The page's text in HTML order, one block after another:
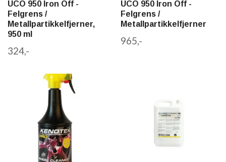
UCO 950 Iron Off -
Felgrens /
Metallpartikkelfjerner,
950 ml
324,-
UCO 950 Iron Off -
Felgrens /
Metallpartikkelfjerner
965,-